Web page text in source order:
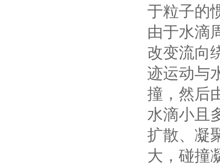
于粒子的
由于水滴
改变流向
迹运动与
撞，然后
水滴小且
扩散、凝
大，碰撞